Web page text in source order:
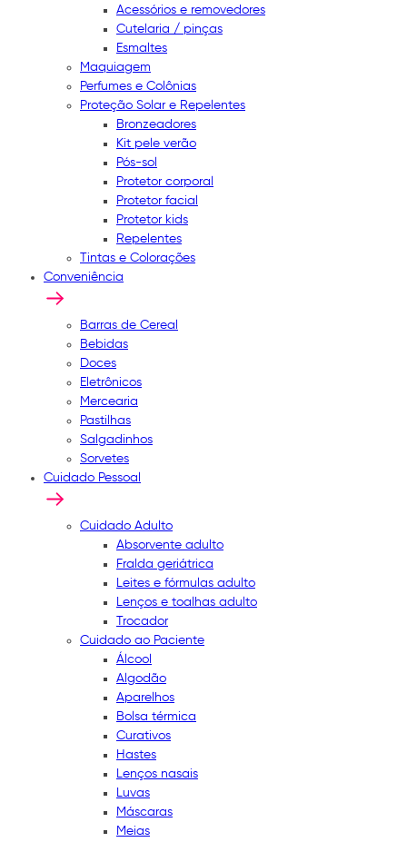
Acessórios e removedores
Cutelaria / pinças
Esmaltes
Maquiagem
Perfumes e Colônias
Proteção Solar e Repelentes
Bronzeadores
Kit pele verão
Pós-sol
Protetor corporal
Protetor facial
Protetor kids
Repelentes
Tintas e Colorações
Conveniência
Barras de Cereal
Bebidas
Doces
Eletrônicos
Mercearia
Pastilhas
Salgadinhos
Sorvetes
Cuidado Pessoal
Cuidado Adulto
Absorvente adulto
Fralda geriátrica
Leites e fórmulas adulto
Lenços e toalhas adulto
Trocador
Cuidado ao Paciente
Álcool
Algodão
Aparelhos
Bolsa térmica
Curativos
Hastes
Lenços nasais
Luvas
Máscaras
Meias